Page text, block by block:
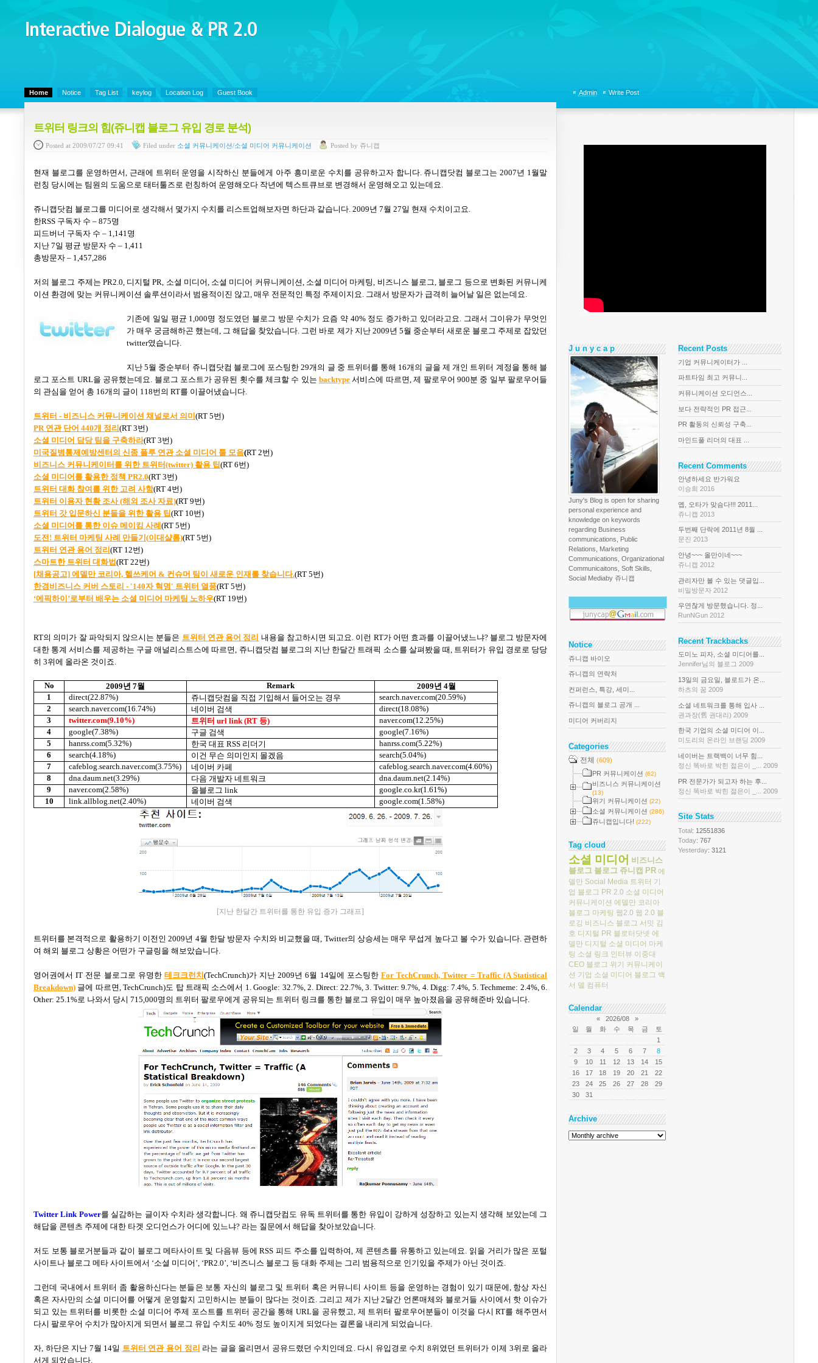
Interactive Dialogue &
PR 2.0
Home Notice Tag List keylog Location Log Guest Book
트위터 링크의 힘(쥬니캡 블로그 유입 경로 분석)
Posted at 2009/07/27 09:41 Filed under 소셜 커뮤니케이션/소셜 미디어 커뮤니케이션 Posted by 쥬니캡
현재 블로그를 운영하면서, 근래에 트위터 운영을 시작하신 분들에게 아주 흥미로운 수치를 공유하고자 합니다. 쥬니캡닷컴 블로그는 2007년 1월말
런칭 당시에는 팀원의 도움으로 태터툴즈로 런칭하여 운영해오다 작년에 텍스트큐브로 변경해서 운영해오고 있는데요.
쥬니캡닷컴 블로그를 미디어로 생각해서 몇가지 수치를 리스트업해보자면 하단과 같습니다. 2009년 7월 27일 현재 수치이고요.
한RSS 구독자 수 – 875명
피드버너 구독자 수 – 1,141명
지난 7일 평균 방문자 수 – 1,411
총방문자 – 1,457,286
저의 블로그 주제는 PR2.0, 디지털 PR, 소셜 미디어, 소셜 미디어 커뮤니케이션, 소셜 미디어 마케팅, 비즈니스 블로그, 블로그 등으로 변화된 커뮤니케
이션 환경에 맞는 커뮤니케이션 솔루션이라서 범용적이진 않고, 매우 전문적인 특정 주제이지요. 그래서 방문자가 급격히 늘어날 일은 없는데요.
기존에 일일 평균 1,000명 정도였던 블로그 방문 수치가 요즘 약40% 정도 증가하고 있더라고요. 그래서 그이유가 무엇인
가 매우 궁금해하곤 했는데, 그 해답을 찾았습니다. 그런 바로 제가 지난2009년 5월 중순부터 새로운 블로그 주제로 잡았던
twitter였습니다.
지난 5월 중순부터 쥬니캡닷컴 블로그에 포스팅한 29개의 글 중 트위터를 통해 16개의 글을 제 개인 트위터 계정을 통해 블
로그 포스트 URL을 공유했는데요. 블로그 포스트가 공유된 횟수를 체크할 수 있는backtype 서비스에 따르면,제 팔로우어 900분 중 일부 팔로우어들
의 관심을 얻어 총 16개의 글이 118번의 RT를 이끌어냈습니다.
트위터 - 비즈니스 커뮤니케이션 채널로서 의미 (RT 5번)
PR 연관 단어 440개 정리 (RT 3번)
소셜 미디어 담당 팀을 구축하라(RT 3번)
미국질병통제예방센터의 신종 플루 연관 소셜 미디어 툴 모음(RT 2번)
비즈니스 커뮤니케이터를 위한 트위터(twitter) 활용 팁(RT 6번)
소셜 미디어를 활용한 정책 PR2.0(RT 3번)
트위터 대화 참여를 위한 고려 사항(RT 4번)
트위터 이용자 현황 조사 (해외 조사 자료)(RT 9번)
트위터 갓 입문하신 분들을 위한 활용 팁(RT 10번)
소셜 미디어를 통한 이슈 메이킹 사례 (RT 5번)
도전! 트위터 마케팅 사례 만들기(이대샬롬)(RT 5번)
트위터 연관 용어 정리 (RT 12번)
스마트한 트위터 대화법 (RT 22번)
[채용공고] 에델만 코리아, 헬쓰케어 & 컨슈머 팀이 새로운 인재를 찾습니다.(RT 5번)
한경비즈니스 커버 스토리 - '140자 혁명' 트위터 열풍(RT 5번)
‘에픽하이’로부터 배우는 소셜 미디어 마케팅 노하우(RT 19번)
RT의 의미가 잘 파악되지 않으시는 분들은 트위터 연관 용어 정리 내용을 참고하시면 되고요. 이런 RT가 어떤 효과를 이끌어냈느냐? 블로그 방문자에
대한 통계 서비스를 제공하는 구글 애널리스트스에 따르면, 쥬니캡닷컴 블로그의 지난 한달간 트래픽 소스를 살펴봤을 때, 트위터가 유입 경로로 당당
히 3위에 올라온 것이죠.
No 2009년 7월 Remark 2009년 4월
1
direct(22.87%) 쥬니캡닷컴을 직접 기입해서 들어오는 경우
search.naver.com(20.59%)
2
search.naver.com(16.74%) 네이버 검색
direct(18.08%)
3
twitter.com(9.10%) 트위터 url link (RT 등)
naver.com(12.25%)
4
google(7.38%) 구글 검색
google(7.16%)
5
hanrss.com(5.32%) 한국 대표 RSS 리더기
hanrss.com(5.22%)
6
search(4.18%) 이건 무슨 의미인지 몰겠음
search(5.04%)
7
cafeblog.search.naver.com(3.75%) 네이버 카페
cafeblog.search.naver.com(4.60%)
8
dna.daum.net(3.29%) 다음 개발자 네트워크
dna.daum.net(2.14%)
9
naver.com(2.58%) 올블로그 link
google.co.kr(1.61%)
10
link.allblog.net(2.40%) 네이버 검색 google.com(1.58%)
[지난 한달간 트위터를 통한 유입 증가 그래프]
트위터를 본격적으로 활용하기 이전인 2009년 4월 한달 방문자 수치와 비교했을 때, Twitter의 상승세는 매우 무섭게 높다고 볼 수가 있습니다. 관련하
여 해외 블로그 상황은 어떤가 구글링을 해보았습니다.
영어권에서 IT 전문 블로그로 유명한 테크크런치 (TechCrunch)가 지난2009년 6월 14일에 포스팅한 For TechCrunch, Twitter = Traffic (A Statistical
Breakdown) 글에 따르면, TechCrunch)도 탑 트래픽 소스에서 1. Google: 32.7%, 2. Direct: 22.7%, 3. Twitter: 9.7%, 4. Digg: 7.4%, 5. Techmeme: 2.4%, 6.
Other: 25.1%로 나와서 당시 715,000명의 트위터 팔로우에게 공유되는 트위터 링크를 통한 블로그 유입이 매우 높아졌음을 공유해준바 있습니다.
Twitter Link Power를 실감하는 글이자 수치라 생각합니다 왜 쥬니캡닷컴도 유독 트위터를 통한 유입이 강하게 성장하고 있는지 생각해 보았는데 그
해답을 콘텐츠 주제에 대한 타겟 오디언스가 어디에 있느냐? 라는 질문에서 해답을 찾아보았습니다
저도 보통 블로거분들과 같이 블로그 메타사이트 및 다음뷰 등에 RSS피드 주소를 입력하여 ,제 콘텐츠를 유통하고 있는데요
읽을 거리가 많은 포털
사이트나 블로그 메타 사이트에서 ‘소셜 미디어 ’, ‘PR2.0’, ‘비즈니스 블로그 등 대화 주제는 그리 범용적으로 인기있을 주제가 아닌 것이죠
그런데 국내에서 트위터 좀 활용하신다는 분들은 보통 자신의 블로그 및 트위터 혹은 커뮤니티 사이트 등을 운영하는 경험이 있기 때문에 항상 자신
혹은 자사만의 소셜 미디어를 어떻게 운영할지 고민하시는 분들이 많다는 것이죠 그리고 제가 지난2달간 언론매체와 블로거들 사이에서 핫 이슈가
되고 있는 트위터를 비롯한 소셜 미디어 주제 포스트를 트위터 공간을 통해 URL을 공유했고 제 트위터 팔로우어분들이 이것을 다시 RT를 해주면서
다시 팔로우어 수치가 많아지게 되면서 블로그 유입 수치도 40% 정도 높이지게 되었다는 결론을 내리게 되었습니다
자 하단은 지난 7월 14일 트위터 연관 용어 정리 라는 글을 올리면서 공유드렸던 수치인데요 다시 유입경로 수치 8위였던 트위터가 이제 3위로 올라
서게 되었습니다
Admin Write Post
J u n y c a p
Juny's Blog is open for sharing
personal experience and
knowledge on keywords
regarding Business
communications, Public
Relations, Marketing
Communications, Organizational
Communicaitons, Soft Skills,
Social Mediaby 쥬니캡
Notice
쥬니캡 바이오
쥬니캡의 연락처
컨퍼런스, 특강, 세미...
쥬니캡의 블로그 공개 ...
미디어 커버리지
Categories
전체 (609)
PR 커뮤니케이션 (62)
비즈니스 커뮤니케이션
(13)
위기 커뮤니케이션 (22)
소셜 커뮤니케이션 (286)
쥬니캡입니다! (222)
Tag cloud
소셜 미디어 비즈니스
블로그 블로그 쥬니캡 PR 에
델만 Social Media 트위터 기
업 블로그 PR 2.0 소셜 미디어
커뮤니케이션 에델만 코리아
블로그 마케팅 웹2.0 웹 2.0 블
로깅 비즈니스 블로그 서밋 김
호 디지털 PR 블로터닷넷 에
델만 디지털 소셜 미디어 마케
팅 소셜 링크 인터뷰 이중대
CEO 블로그 위기 커뮤니케이
션 기업 소셜 미디어 블로그 백
서 델 컴퓨터
Calendar
« 2026/08
»
일
월 화 수 목 금
토
1
2
3 4 5 6 7
8
9
10 11 12 13 14
15
16
17 18 19 20 21
22
23
24 25 26 27 28
29
30
31
Archive
Recent Posts
기업 커뮤니케이터가 ...
파트타임 최고 커뮤니...
커뮤니케이션 오디언스...
보다 전략적인 PR 접근...
PR 활동의 신뢰성 구축...
마인드풀 리더의 대표 ...
Recent Comments
안녕하세요 반가워요
이승희 2016
옙, 오타가 맞슴다!!! 2011...
쥬니캡 2013
두번째 단락에 2011년 8월 ...
문진 2013
안녕~~~ 올만이네~~~
쥬니캡 2012
관리자만 볼 수 있는 댓글입...
비밀방문자 2012
우연찮게 방문했습니다. 정...
RunNGun 2012
Recent Trackbacks
도미노 피자, 소셜 미디어를...
Jennifer님의 블로그 2009
13일의 금요일, 블로드가 온...
하츠의 꿈 2009
소셜 네트워크를 통해 입사 ...
권과장(舊 권대리) 2009
한국 기업의 소셜 미디어 이...
미도리의 온라인 브랜딩 2009
네이버는 트랙백이 너무 힘...
정신 똑바로 박힌 젊은이 _... 2009
PR 전문가가 되고자 하는 후...
정신 똑바로 박힌 젊은이 _... 2009
Site Stats
Total: 12551836
Today: 767
Yesterday: 3121